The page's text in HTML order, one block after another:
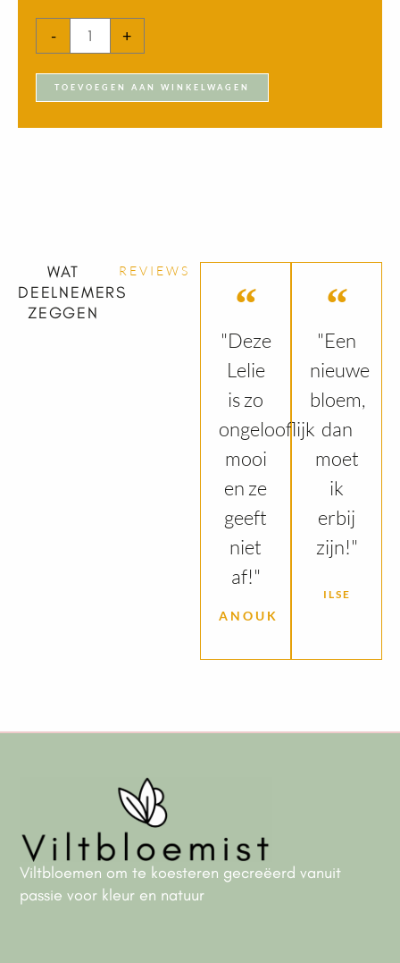
-
workshop
21
november
aantal
+
TOEVOEGEN AAN WINKELWAGEN
WAT
DEELNEMERS
ZEGGEN
REVIEWS
"Deze
Lelie
is zo
ongelooflijk
mooi
en ze
geeft
niet
af!"
ANOUK
"Een
nieuwe
bloem,
dan
moet
ik
erbij
zijn!"
ILSE
Viltbloemen om te koesteren gecreëerd vanuit
passie voor kleur en natuur